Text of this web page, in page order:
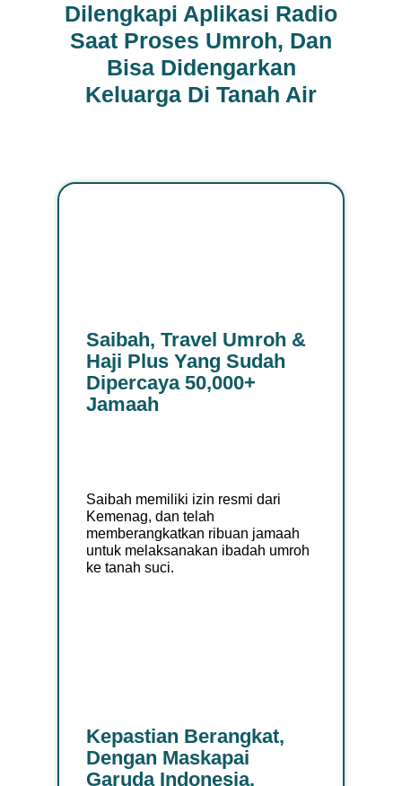
Dilengkapi Aplikasi Radio
Saat Proses Umroh, Dan
Bisa Didengarkan
Keluarga Di Tanah Air
Saibah, Travel Umroh &
Haji Plus Yang Sudah
Dipercaya 50,000+
Jamaah
Saibah memiliki izin resmi dari
Kemenag, dan telah
memberangkatkan ribuan jamaah
untuk melaksanakan ibadah umroh
ke tanah suci.
Kepastian Berangkat,
Dengan Maskapai
Garuda Indonesia.